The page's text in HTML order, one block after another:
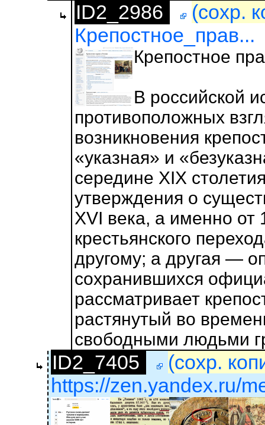
ID2_2986
(сохр.
Крепостное_прав...
Крепостное
В российской
противоположных
возникновения
«указная» и
середине XIX
утверждения о
XVI века, а именно от
крестьянского
другому; а другая —
сохранившихся
рассматривает
растянутый во
свободными людьми
ID2_7405
(сохр.
https://zen.yandex.ru/